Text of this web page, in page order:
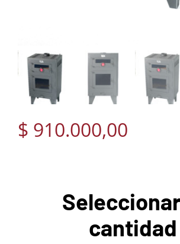
$ 910.000,00
cantidad